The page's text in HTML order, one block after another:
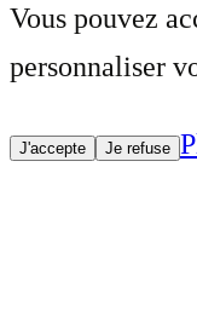
Vous pouvez
personnaliser
J'accepte Je refuse